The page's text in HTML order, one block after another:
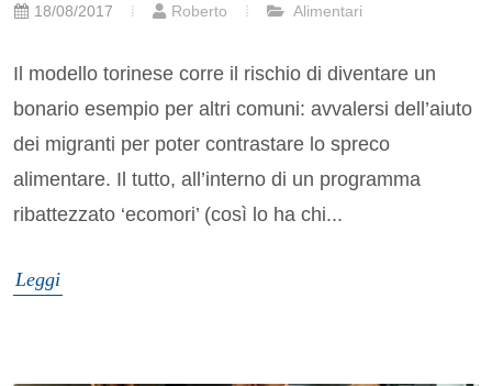
18/08/2017 Roberto Alimentari
Il modello torinese corre il rischio di diventare un
bonario esempio per altri comuni: avvalersi dell’aiuto
dei migranti per poter contrastare lo spreco
alimentare. Il tutto, all’interno di un programma
ribattezzato ‘ecomori’ (così lo ha chi...
Leggi